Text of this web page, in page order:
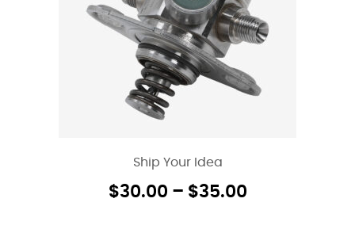
Ship Your Idea
$30.00 – $35.00